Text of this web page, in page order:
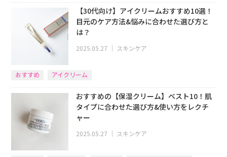
【30代向け】アイクリームおすすめ10選！
目元のケア方法&悩みに合わせた選び方と
は？
2025.05.27 ｜ スキンケア
おすすめ アイクリーム
おすすめの【保湿クリーム】ベスト10！肌
タイプに合わせた選び方&使い方をレクチ
ャー
2025.05.27 ｜ スキンケア